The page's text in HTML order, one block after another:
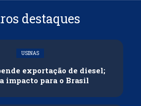
destaques
USINAS
exportação de diesel;
impacto para o Brasil